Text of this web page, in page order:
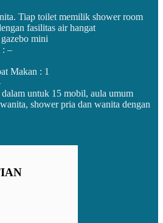
Tiap toilet memilik shower room
fasilitas air hangat
mini
: –
Makan : 1
untuk 15 mobil, aula umum
shower pria dan wanita dengan